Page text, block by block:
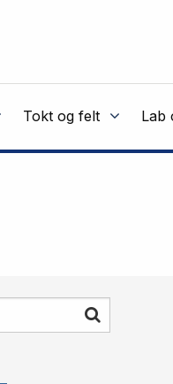
Tokt og felt Lab
Søk